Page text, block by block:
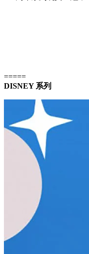
=====
DISNEY 系列